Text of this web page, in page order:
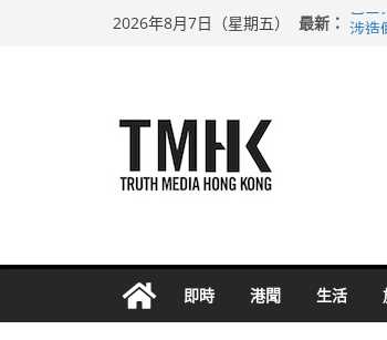
2026年8月7日（星期五） 最新： 巴士
即時 港聞 生活